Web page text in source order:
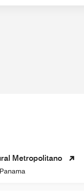
Metropolitano